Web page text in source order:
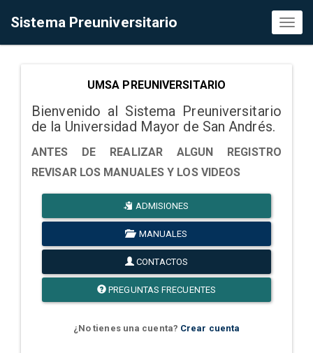
Sistema Preuniversitario
UMSA PREUNIVERSITARIO
Bienvenido al Sistema Preuniversitario
de la Universidad Mayor de San Andrés.
ANTES DE REALIZAR ALGUN REGISTRO
REVISAR LOS MANUALES Y LOS VIDEOS
ADMISIONES
MANUALES
CONTACTOS
PREGUNTAS FRECUENTES
¿No tienes una cuenta? Crear cuenta